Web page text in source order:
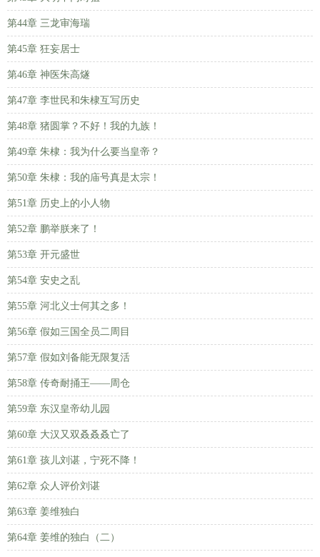
第44章 三龙审海瑞
第45章 狂妄居士
第46章 神医朱高燧
第47章 李世民和朱棣互写历史
第48章 猪圆掌？不好！我的九族！
第49章 朱棣：我为什么要当皇帝？
第50章 朱棣：我的庙号真是太宗！
第51章 历史上的小人物
第52章 鹏举朕来了！
第53章 开元盛世
第54章 安史之乱
第55章 河北义士何其之多！
第56章 假如三国全员二周目
第57章 假如刘备能无限复活
第58章 传奇耐捅王——周仓
第59章 东汉皇帝幼儿园
第60章 大汉又双叒叒叒亡了
第61章 孩儿刘谌，宁死不降！
第62章 众人评价刘谌
第63章 姜维独白
第64章 姜维的独白（二）